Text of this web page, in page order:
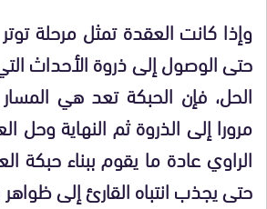
وإذا كانت العقدة تمثل مرحلة
حتى الوصول إلى ذروة الأحداث
الحل، فإن الحبكة تعد هي
مرورا إلى الذروة ثم النهاية وحل
الراوي عادة ما يقوم ببناء حبكة
حتى يجذب انتباه القارئ إلى ظواهر